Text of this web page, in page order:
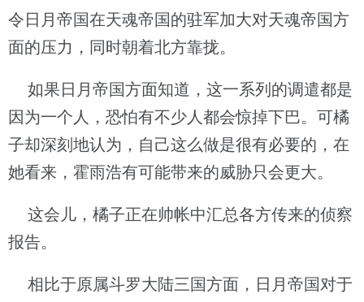
令日月帝国在天魂帝国的驻军加大对天魂帝国方
面的压力，同时朝着北方靠拢。
如果日月帝国方面知道，这一系列的调遣都是
因为一个人，恐怕有不少人都会惊掉下巴。可橘
子却深刻地认为，自己这么做是很有必要的，在
她看来，霍雨浩有可能带来的威胁只会更大。
这会儿，橘子正在帅帐中汇总各方传来的侦察
报告。
相比于原属斗罗大陆三国方面，日月帝国对于